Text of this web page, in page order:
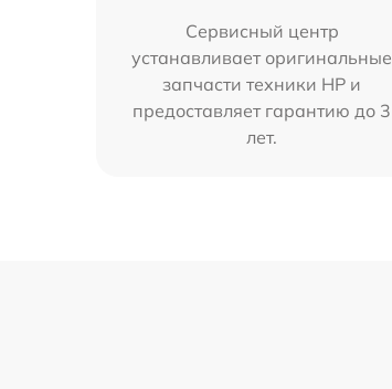
Сервисный центр
устанавливает оригинальные
запчасти техники HP и
предоставляет гарантию до 3
лет.